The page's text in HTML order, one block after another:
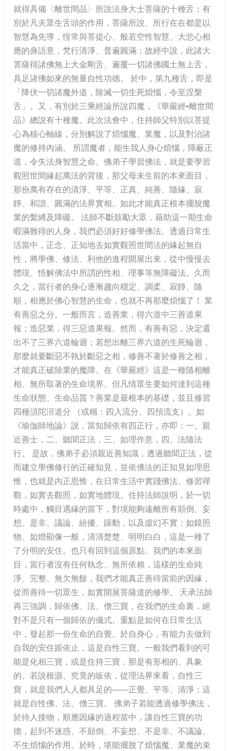
就得具備〈離世間品〉所說法身大士菩薩的十種舌；有
別於凡夫眾生舌頭的作用，菩薩所說、所行在在都是以
智慧為先導，恆常與菩提心、般若空性智慧、大悲心相
應的身語意，梵行清淨、普遍圓滿；故經中說，此諸大
菩薩得諸佛無上大金剛舌、遍覆一切諸佛國土無上舌，
具足諸佛如來的無量自性功德。 於中，第九種舌，即是
「降伏一切諸魔外道，除滅一切生死煩惱，令至涅槃
舌」。又，有別於三乘經論所說四魔，《華嚴經•離世間
品》總說有十種魔。此次法會中，住持師父特別以菩提
心為核心軸線，分別解說了煩惱魔、業魔，以及對治諸
魔的修持內涵。 所謂魔者，能生我人身心煩惱，障蔽正
道，令失法身智慧之命。佛弟子學習佛法，就是要學習
觀照世間緣起萬法的背後，那父母未生前的本來面目，
那份萬有存在的清淨、平等、正真、純善、隨緣、寂
靜、和諧、圓滿的法界實相。如此才能真正根本擺脫魔
業的繫縛及障礙。 法師不斷鼓勵大眾，藉助這一期生命
暇滿難得的人身，我們必須好好修學佛法。透過日常生
活當中，正念、正知地去如實觀照世間法的緣起無自
性，將學佛、修法、利他的進程開展出來，從中慢慢去
體現、悟解佛法中所謂的性相、理事等無障礙法。久而
久之，當行者的身心逐漸趨向穩定、調柔、寂靜、隨
順，相應於佛心智慧的生命，也就不再那麼煩惱了！ 業
有善惡之分。一般而言，造善業，得六道中三善道果
報；造惡業，得三惡道果報。然而，有善有惡，決定還
出不了三界六道輪迴；若想出離三界六道的生死輪迴，
那麼就要斷惡不執於斷惡之相，修善不著於修善之相，
才能真正破除業的魔障。在《華嚴經》這是一種隨相離
相、無所取著的生命境界。但凡情眾生要如何達到這種
生命狀態、生命品質？善業是最根本的基礎，並且修習
四種須陀洹道分 （或稱：四入流分、四預流支）。如
《瑜伽師地論》說，當知歸依有四正行，亦即：一、親
近善士，二、聽聞正法，三、如理作意，四、法隨法
行。 是故，佛弟子必須親近善知識，透過聽聞正法，從
而建立學佛修行的正確知見，並依佛法的正知見如理思
惟，也就是內正思惟，在日常生活中實踐佛法、修習禪
觀，如實去觀照，如實地體現。住持法師說明，於一切
時處中，觸目遇緣的當下，對境能夠遠離所有顛倒、妄
想、是非、議論、紛擾、躁動，以及虛幻不實；如鏡照
物、如燈顯像一般，清清楚楚、明明白白，這是一種了
了分明的安住。也只有回到這個原點、我們的本來面
目，當行者沒有任何執念、無所依賴，這樣的生命純
淨、完整、無欠無餘，我們才能真正善待當前的因緣，
從而善待一切眾生，如實開展菩薩道的修學。 天承法師
再三強調，歸依佛、法、僧三寶，在我們的生命裏，絕
對不是只有一個歸依的儀式。重點是如何在日常生活
中，發起那一份生命的自覺。於自身心，有能力去做到
自我的安住跟依止，這是自性三寶。一般我們看到的可
能是化相三寶，或是住持三寶，那是有形相的、具象
的。若說根源、究竟的皈依，從理法界來看，自性三
寶，就是我們人人都具足的——正覺、平等、清淨；這
就是自性佛、法、僧三寶。 佛弟子若能透過修學佛法，
於待人接物，順應因緣的過程當中，讓自性三寶的功
德，起到不迷惑、不顛倒、不妄想、不是非、不議論、
不生煩惱的作用。於時，堪能擺脫了煩惱魔、業魔的束